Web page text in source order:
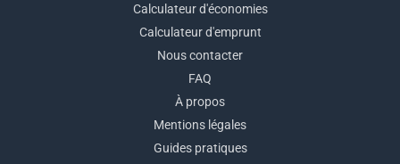
Calculateur d'économies
Calculateur d'emprunt
Nous contacter
FAQ
À propos
Mentions légales
Guides pratiques